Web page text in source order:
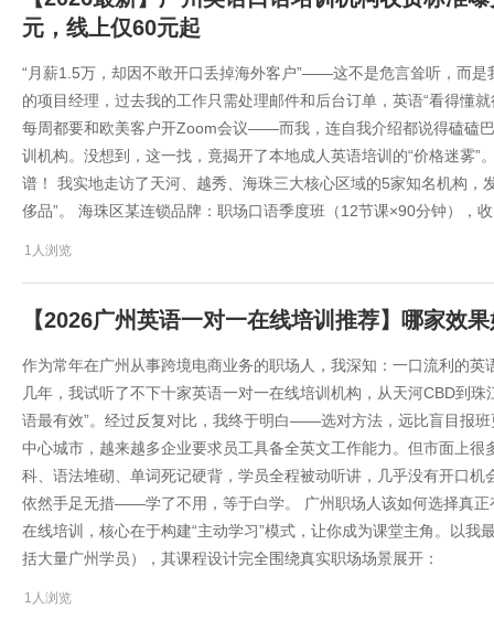
元，线上仅60元起
“月薪1.5万，却因不敢开口丢掉海外客户”——这不是危言耸听，而
的项目经理，过去我的工作只需处理邮件和后台订单，英语“看得懂
每周都要和欧美客户开Zoom会议——而我，连自我介绍都说得磕磕
训机构。没想到，这一找，竟揭开了本地成人英语培训的“价格迷雾
谱！ 我实地走访了天河、越秀、海珠三大核心区域的5家知名机构，
侈品”。 海珠区某连锁品牌：职场口语季度班（12节课×90分钟），
1人浏览
【2026广州英语一对一在线培训推荐】哪家效
作为常年在广州从事跨境电商业务的职场人，我深知：一口流利的
几年，我试听了不下十家英语一对一在线培训机构，从天河CBD到
语最有效”。经过反复对比，我终于明白——选对方法，远比盲目报
中心城市，越来越多企业要求员工具备全英文工作能力。但市面上很
科、语法堆砌、单词死记硬背，学员全程被动听讲，几乎没有开口机
依然手足无措——学了不用，等于白学。 广州职场人该如何选择真
在线培训，核心在于构建“主动学习”模式，让你成为课堂主角。以
括大量广州学员），其课程设计完全围绕真实职场场景展开：
1人浏览